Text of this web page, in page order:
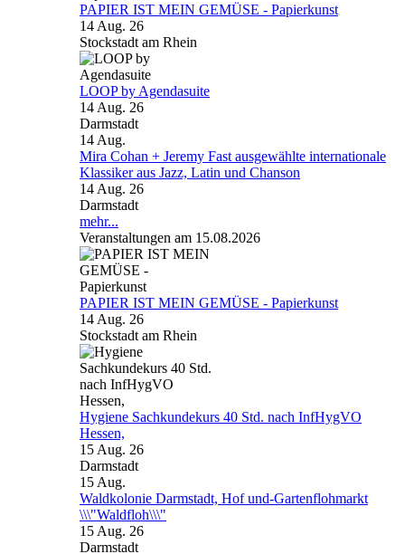
PAPIER IST MEIN GEMÜSE - Papierkunst
14 Aug. 26
Stockstadt am Rhein
LOOP by Agendasuite
14 Aug. 26
Darmstadt
14 Aug.
Mira Cohan + Jeremy Fast ausgewählte internationale
Klassiker aus Jazz, Latin und Chanson
14 Aug. 26
Darmstadt
mehr...
Veranstaltungen am 15.08.2026
PAPIER IST MEIN GEMÜSE - Papierkunst
14 Aug. 26
Stockstadt am Rhein
Hygiene Sachkundekurs 40 Std. nach InfHygVO
Hessen,
15 Aug. 26
Darmstadt
15 Aug.
Waldkolonie Darmstadt, Hof und-Gartenflohmarkt
\\\"Waldfloh\\\"
15 Aug. 26
Darmstadt